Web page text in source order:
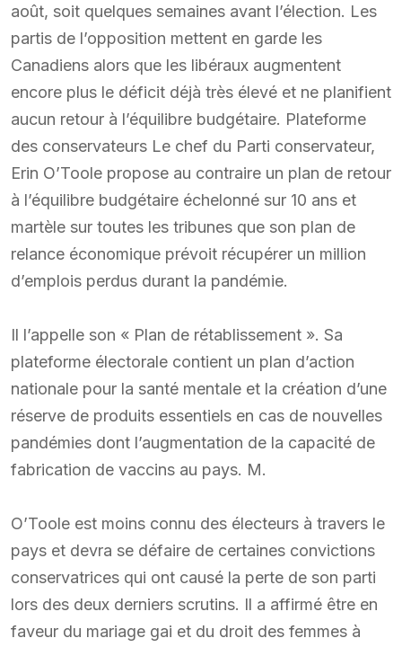
août, soit quelques semaines avant l’élection. Les
partis de l’opposition mettent en garde les
Canadiens alors que les libéraux augmentent
encore plus le déficit déjà très élevé et ne planifient
aucun retour à l’équilibre budgétaire. Plateforme
des conservateurs Le chef du Parti conservateur,
Erin O’Toole propose au contraire un plan de retour
à l’équilibre budgétaire échelonné sur 10 ans et
martèle sur toutes les tribunes que son plan de
relance économique prévoit récupérer un million
d’emplois perdus durant la pandémie.
Il l’appelle son « Plan de rétablissement ». Sa
plateforme électorale contient un plan d’action
nationale pour la santé mentale et la création d’une
réserve de produits essentiels en cas de nouvelles
pandémies dont l’augmentation de la capacité de
fabrication de vaccins au pays. M.
O’Toole est moins connu des électeurs à travers le
pays et devra se défaire de certaines convictions
conservatrices qui ont causé la perte de son parti
lors des deux derniers scrutins. Il a affirmé être en
faveur du mariage gai et du droit des femmes à